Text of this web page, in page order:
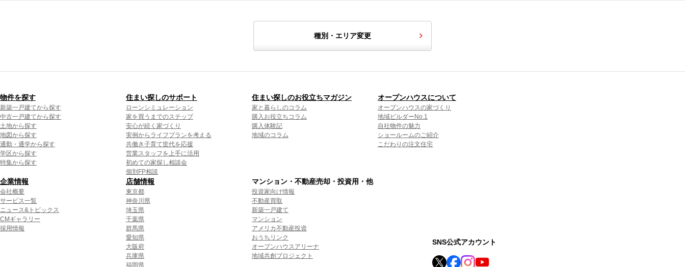
種別・エリア変更
物件を探す
新築一戸建てから探す
中古一戸建てから探す
土地から探す
地図から探す
通勤・通学から探す
学区から探す
特集から探す
住まい探しのサポート
ローンシミュレーション
家を買うまでのステップ
安心が続く家づくり
実例からライフプランを考える
共働き子育て世代を応援
営業スタッフを上手に活用
初めての家探し相談会
個別FP相談
住まい探しのお役立ちマガジン
家と暮らしのコラム
購入お役立ちコラム
購入体験記
地域のコラム
オープンハウスについて
オープンハウスの家づくり
地域ビルダーNo.1
自社物件の魅力
ショールームのご紹介
こだわりの注文住宅
企業情報
会社概要
サービス一覧
ニュース&トピックス
CMギャラリー
採用情報
店舗情報
東京都
神奈川県
埼玉県
千葉県
群馬県
愛知県
大阪府
兵庫県
福岡県
マンション・不動産売却・投資用・他
投資家向け情報
不動産買取
新築一戸建て
マンション
アメリカ不動産投資
おうちリンク
オープンハウスアリーナ
地域共創プロジェクト
SNS公式アカウント